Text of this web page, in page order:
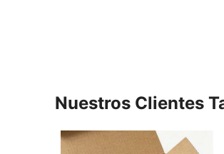
Nuestros Clientes